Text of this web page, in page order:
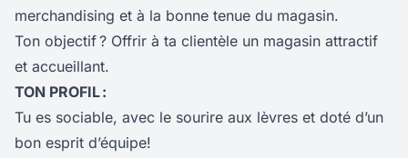
merchandising et à la bonne tenue du magasin.
Ton objectif ? Offrir à ta clientèle un magasin attractif
et accueillant.
TON PROFIL :
Tu es sociable, avec le sourire aux lèvres et doté d’un
bon esprit d’équipe!